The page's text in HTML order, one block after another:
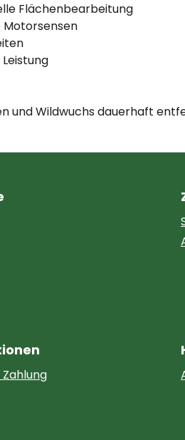
Flächenbearbeitung
Motorsensen
und Wildwuchs dauerhaft